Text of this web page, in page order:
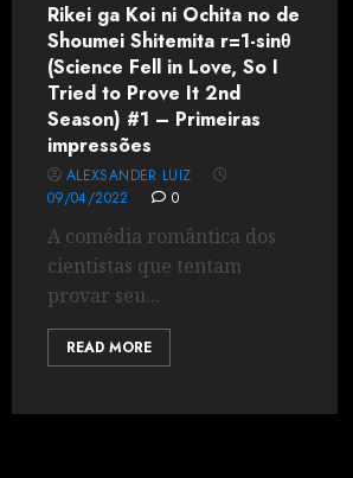
Rikei ga Koi ni Ochita no de
Shoumei Shitemita r=1-sinθ
(Science Fell in Love, So I
Tried to Prove It 2nd
Season) #1 – Primeiras
impressões
ALEXSANDER LUIZ
09/04/2022
0
A comédia romântica dos
cientistas que tentam
provar seu...
READ MORE